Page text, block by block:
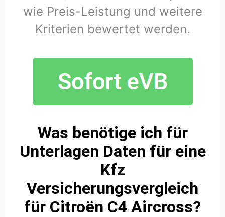
wie Preis-Leistung und weitere
Kriterien bewertet werden.
Was benötige ich für
Unterlagen Daten für eine
Kfz
Versicherungsvergleich
für Citroën C4 Aircross?